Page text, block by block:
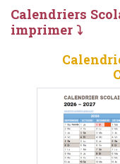
Calendriers
imprimer ⤵